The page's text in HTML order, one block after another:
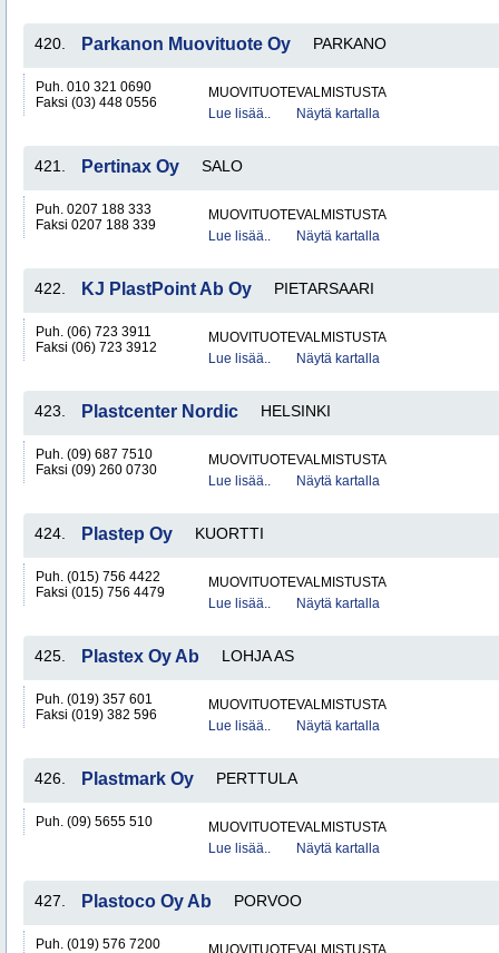
420. Parkanon Muovituote Oy PARKANO
Puh. 010 321 0690
Faksi (03) 448 0556
MUOVITUOTEVALMISTUSTA
Lue lisää..
Näytä kartalla
421. Pertinax Oy SALO
Puh. 0207 188 333
Faksi 0207 188 339
MUOVITUOTEVALMISTUSTA
Lue lisää..
Näytä kartalla
422. KJ PlastPoint Ab Oy PIETARSAARI
Puh. (06) 723 3911
Faksi (06) 723 3912
MUOVITUOTEVALMISTUSTA
Lue lisää..
Näytä kartalla
423. Plastcenter Nordic HELSINKI
Puh. (09) 687 7510
Faksi (09) 260 0730
MUOVITUOTEVALMISTUSTA
Lue lisää..
Näytä kartalla
424. Plastep Oy KUORTTI
Puh. (015) 756 4422
Faksi (015) 756 4479
MUOVITUOTEVALMISTUSTA
Lue lisää..
Näytä kartalla
425. Plastex Oy Ab LOHJA AS
Puh. (019) 357 601
Faksi (019) 382 596
MUOVITUOTEVALMISTUSTA
Lue lisää..
Näytä kartalla
426. Plastmark Oy PERTTULA
Puh. (09) 5655 510
MUOVITUOTEVALMISTUSTA
Lue lisää..
Näytä kartalla
427. Plastoco Oy Ab PORVOO
Puh. (019) 576 7200
MUOVITUOTEVALMISTUSTA